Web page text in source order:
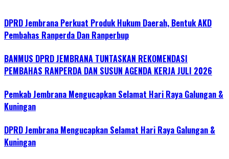
DPRD Jembrana Perkuat Produk Hukum Daerah, Bentuk AKD
Pembahas Ranperda Dan Ranperbup
BANMUS DPRD JEMBRANA TUNTASKAN REKOMENDASI
PEMBAHAS RANPERDA DAN SUSUN AGENDA KERJA JULI 2026
Pemkab Jembrana Mengucapkan Selamat Hari Raya Galungan &
Kuningan
DPRD Jembrana Mengucapkan Selamat Hari Raya Galungan &
Kuningan